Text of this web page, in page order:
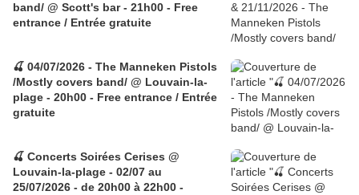
band/ @ Scott's bar - 21h00 - Free
entrance / Entrée gratuite
🍒 04/07/2026 - The Manneken Pistols
/Mostly covers band/ @ Louvain-la-
plage - 20h00 - Free entrance / Entrée
gratuite
🍒 Concerts Soirées Cerises @
Louvain-la-plage - 02/07 au
25/07/2026 - de 20h00 à 22h00 -